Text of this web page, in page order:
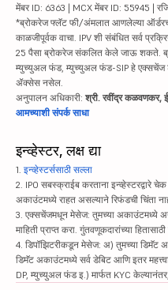
मेंबर ID: 6363 | MCX मेंबर ID: 55945 |
*ब्रोकरेज फ्लॅट फी/अंमलात आणलेल्या
काळजीपूर्वक वाचा. IPV शी संबंधित सर्व
25 पैसा ब्रोकरेज संकलित केले जाऊ शकते.
म्युच्युअल फंड, म्युच्युअल फंड-SIP हे एक्सचेंज
ॲक्सेस नसेल.
अनुपालन अधिकारी: श्री. रवींद्र
आमच्याशी संपर्क साधा
इन्व्हेस्टर, लक्ष द्या
1. इन्व्हेस्टर्ससाठी सल्ला
2. IPO सबस्क्राईब करताना इन्व्हेस्टरद्वारे
अकाउंटमध्ये राहत असल्याने रिफंडची चिंता
3. एक्सचेंजमधून मेसेज: तुमच्या अकाउंटमध्ये
माहिती प्राप्त करा. गुंतवणूकदारांच्या
4. डिपॉझिटरीकडून मेसेज: अ) तुमच्या डिमॅट
डिमॅट अकाउंटमध्ये सर्व डेबिट आणि इतर
DP, म्युच्युअल फंड इ.) मार्फत KYC